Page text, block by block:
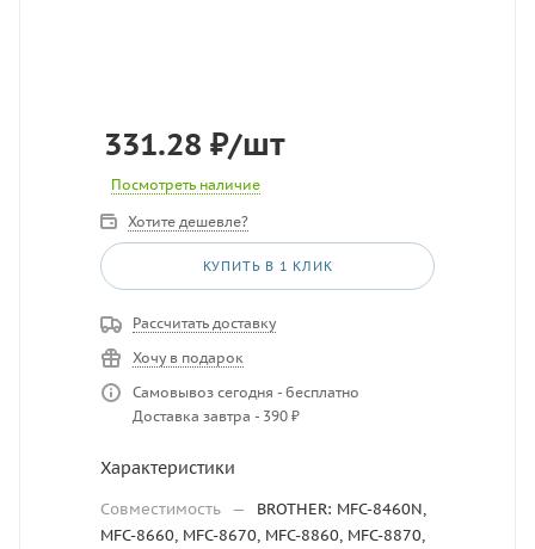
331.28 ₽/шт
Посмотреть наличие
Хотите дешевле?
КУПИТЬ В 1 КЛИК
Рассчитать доставку
Хочу в подарок
Самовывоз сегодня - бесплатно
Доставка завтра - 390 ₽
Характеристики
Совместимость —
BROTHER: MFC-8460N,
MFC-8660, MFC-8670, MFC-8860, MFC-8870,